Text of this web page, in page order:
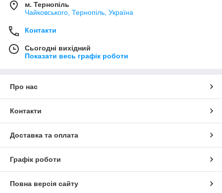
м. Тернопіль
Чайковського, Тернопіль, Україна
Контакти
Сьогодні вихідний
Показати весь графік роботи
Про нас
Контакти
Доставка та оплата
Графік роботи
Повна версія сайту